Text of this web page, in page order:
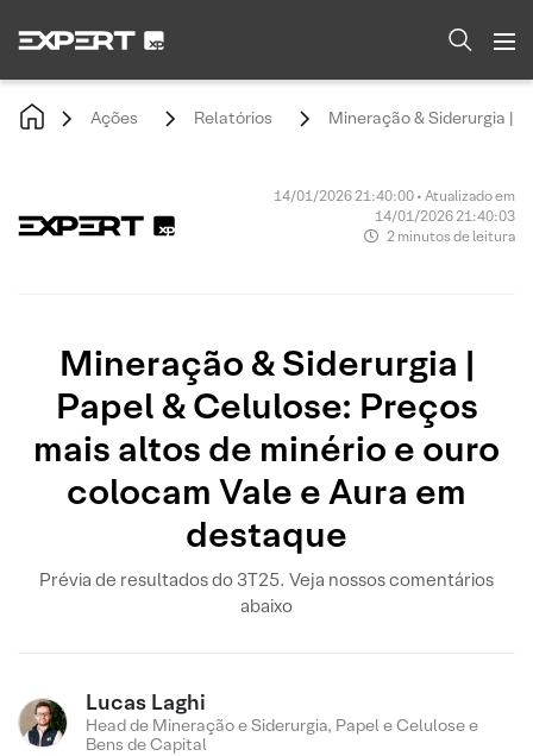
Ações Relatórios Mineração & Siderurgia |
14/01/2026 21:40:00 • Atualizado em
14/01/2026 21:40:03
2 minutos de leitura
Mineração & Siderurgia |
Papel & Celulose: Preços
mais altos de minério e ouro
colocam Vale e Aura em
destaque
Prévia de resultados do 3T25. Veja nossos comentários
abaixo
Lucas Laghi
Head de Mineração e Siderurgia, Papel e Celulose e
Bens de Capital